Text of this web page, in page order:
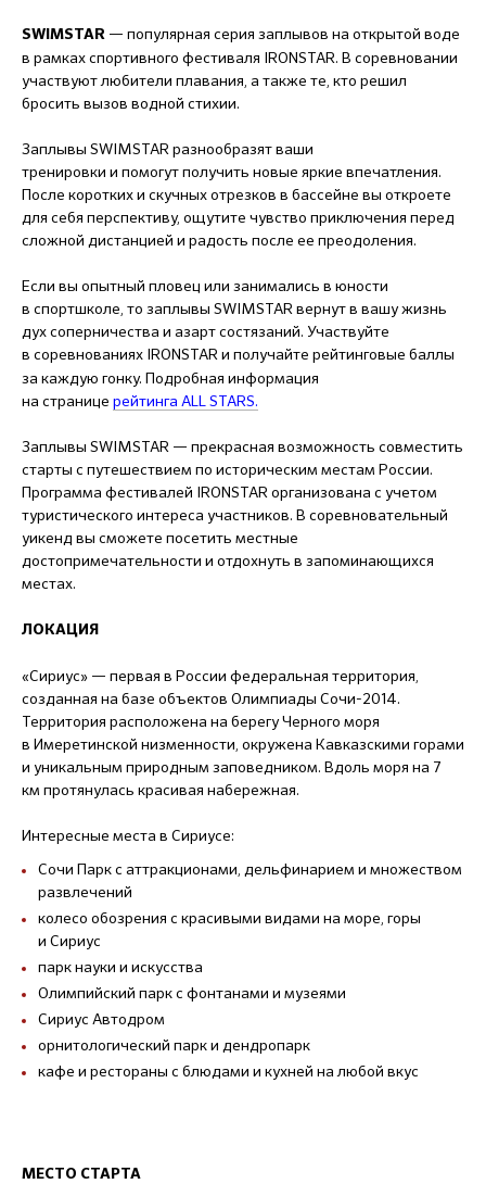
SWIMSTAR — популярная серия заплывов на открытой воде
в рамках спортивного фестиваля IRONSTAR. В соревновании
участвуют любители плавания, а также те, кто решил
бросить вызов водной стихии.
Заплывы SWIMSTAR разнообразят ваши
тренировки и помогут получить новые яркие впечатления.
После коротких и скучных отрезков в бассейне вы откроете
для себя перспективу, ощутите чувство приключения перед
сложной дистанцией и радость после ее преодоления.
Если вы опытный пловец или занимались в юности
в спортшколе, то заплывы SWIMSTAR вернут в вашу жизнь
дух соперничества и азарт состязаний. Участвуйте
в соревнованиях IRONSTARи получайте рейтинговые баллы
за каждую гонку. Подробная информация
на странице рейтинга ALL STARS.
Заплывы SWIMSTAR — прекрасная возможность совместить
старты с путешествием по историческим местам России.
Программа фестивалей IRONSTAR организована с учетом
туристического интереса участников. В соревновательный
уикенд вы сможете посетить местные
достопримечательности и отдохнуть в запоминающихся
местах.
ЛОКАЦИЯ
«Сириус» — первая в России федеральная территория,
созданная на базе объектов Олимпиады Сочи-2014.
Территория расположена на берегу Черного моря
в Имеретинской низменности, окружена Кавказскими горами
и уникальным природным заповедником. Вдоль моря на 7
км протянулась красивая набережная.
Интересные места в Сириусе:
Сочи Парк с аттракционами, дельфинарием и множеством
развлечений
колесо обозрения с красивыми видами на море, горы
и Сириус
парк науки и искусства
Олимпийский парк с фонтанами и музеями
Сириус Автодром
орнитологический парк и дендропарк
кафе и рестораны с блюдами и кухней на любой вкус
МЕСТО СТАРТА